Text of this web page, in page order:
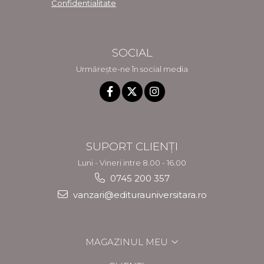
Confidentialitate
SOCIAL
Urmărește-ne în social media
SUPORT CLIENȚI
Luni - Vineri intre 8.00 - 16.00
0745 200 357
vanzari@editurauniversitara.ro
MAGAZINUL MEU